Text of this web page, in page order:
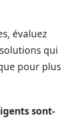
évaluez
qui
pour plus
sont-